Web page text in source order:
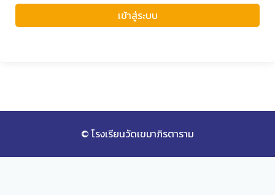
เข้าสู่ระบบ
© โรงเรียนวัดเขมาภิรตาราม